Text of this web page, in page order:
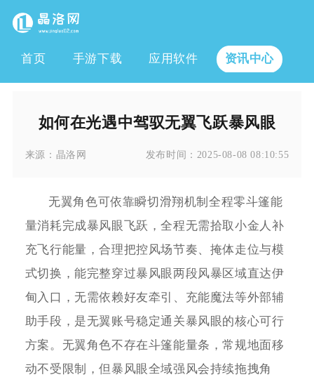
首页 手游下载 应用软件 资讯中心
如何在光遇中驾驭无翼飞跃暴风眼
来源： 晶洛网 发布时间： 2025-08-08 08:10:55
无翼角色可依靠瞬切滑翔机制全程零斗篷能
量消耗完成暴风眼飞跃，全程无需拾取小金人补
充飞行能量，合理把控风场节奏、掩体走位与模
式切换，能完整穿过暴风眼两段风暴区域直达伊
甸入口，无需依赖好友牵引、充能魔法等外部辅
助手段，是无翼账号稳定通关暴风眼的核心可行
方案。无翼角色不存在斗篷能量条，常规地面移
动不受限制，但暴风眼全域强风会持续拖拽角